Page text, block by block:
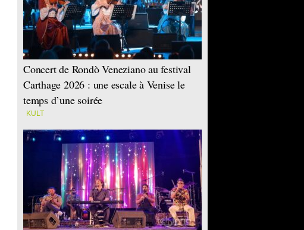
Concert de Rondò Veneziano au festival
Carthage 2026 : une escale à Venise le
temps d’une soirée
KULT